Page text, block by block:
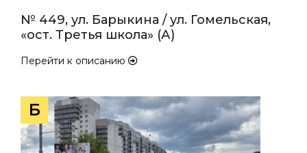
№ 449, ул. Барыкина / ул. Гомельская,
«ост. Третья школа» (А)
Перейти к описанию
Б